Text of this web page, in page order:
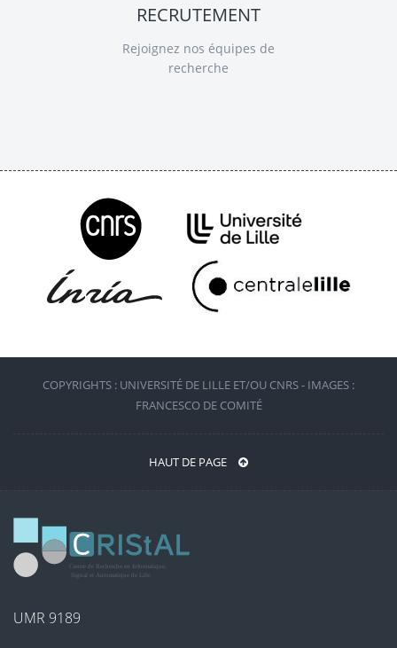
RECRUTEMENT
Rejoignez nos équipes de
recherche
COPYRIGHTS : UNIVERSITÉ DE LILLE ET/OU CNRS - IMAGES :
FRANCESCO DE COMITÉ
HAUT DE PAGE
UMR 9189